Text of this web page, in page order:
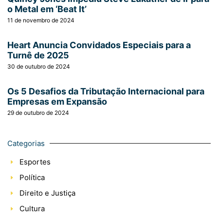
o Metal em ‘Beat It’
11 de novembro de 2024
Heart Anuncia Convidados Especiais para a
Turnê de 2025
30 de outubro de 2024
Os 5 Desafios da Tributação Internacional para
Empresas em Expansão
29 de outubro de 2024
Categorias
Esportes
Política
Direito e Justiça
Cultura